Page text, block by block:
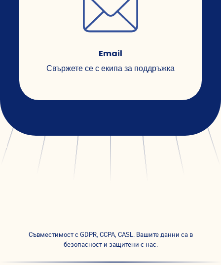
Email
Свържете се с екипа за поддръжка
Съвместимост с GDPR, CCPA, CASL. Вашите данни са в
безопасност и защитени с нас.